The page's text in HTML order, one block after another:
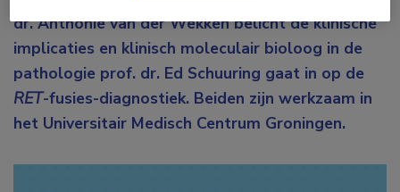
dr. Anthonie van der Wekken belicht de klinische
implicaties en klinisch moleculair bioloog in de
pathologie prof. dr. Ed Schuuring gaat in op de
RET-fusies-diagnostiek. Beiden zijn werkzaam in
het Universitair Medisch Centrum Groningen.